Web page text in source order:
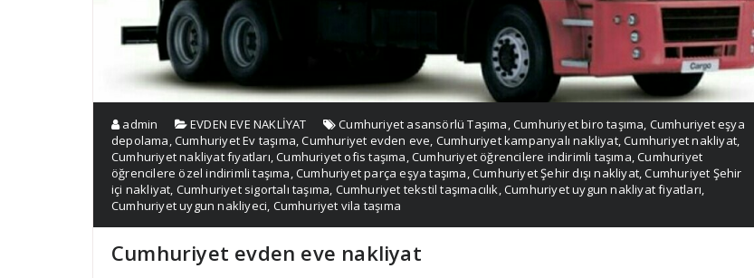
admin EVDEN EVE NAKLİYAT Cumhuriyet asansörlü Taşıma,Cumhuriyet biro taşıma, Cumhuriyet eşya
depolama,Cumhuriyet Ev taşıma,Cumhuriyet evden eve, Cumhuriyet kampanyalı nakliyat,Cumhuriyet nakliyat,
Cumhuriyet nakliyat fıyatları,Cumhuriyet ofis taşıma,Cumhuriyet öğrencilere indirimli taşıma,Cumhuriyet
öğrencilere özel indirimli taşıma,Cumhuriyet parça eşya taşıma,Cumhuriyet Şehir dışı nakliyat,Cumhuriyet Şehir
içi nakliyat, Cumhuriyet sigortalı taşıma, Cumhuriyet tekstil taşımacılık,Cumhuriyet uygun nakliyat fiyatları,
Cumhuriyet uygun nakliyeci, Cumhuriyet vila taşıma
Cumhuriyet evden eve nakliyat